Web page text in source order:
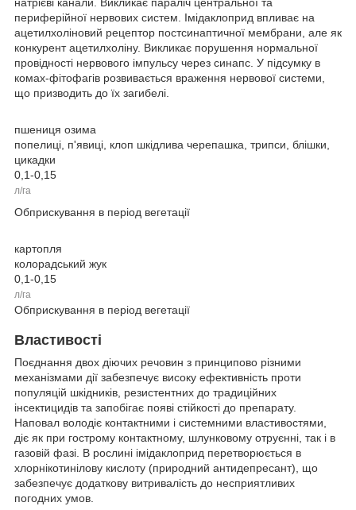
периферійної нервових систем. Імідаклоприд впливає на
ацетилхоліновий рецептор постсинаптичної мембрани, але як
конкурент ацетилхоліну. Викликає порушення нормальної
провідності нервового імпульсу через синапс. У підсумку в
комах-фітофагів розвивається враження нервової системи,
що призводить до їх загибелі.
пшениця озима
попелиці, п'явиці, клоп шкідлива черепашка, трипси, блішки,
цикадки
0,1-0,15
л/га
Обприскування в період вегетації
картопля
колорадський жук
0,1-0,15
л/га
Обприскування в період вегетації
Властивості
Поєднання двох діючих речовин з принципово різними
механізмами дії забезпечує високу ефективність проти
популяцій шкідників, резистентних до традиційних
інсектицидів та запобігає появі стійкості до препарату.
Наповал володіє контактними і системними властивостями,
діє як при гострому контактному, шлунковому отруєнні, так і в
газовій фазі. В рослині імідаклоприд перетворюється в
хлорнікотинілову кислоту (природний антидепресант), що
забезпечує додаткову витривалість до несприятливих
погодних умов.